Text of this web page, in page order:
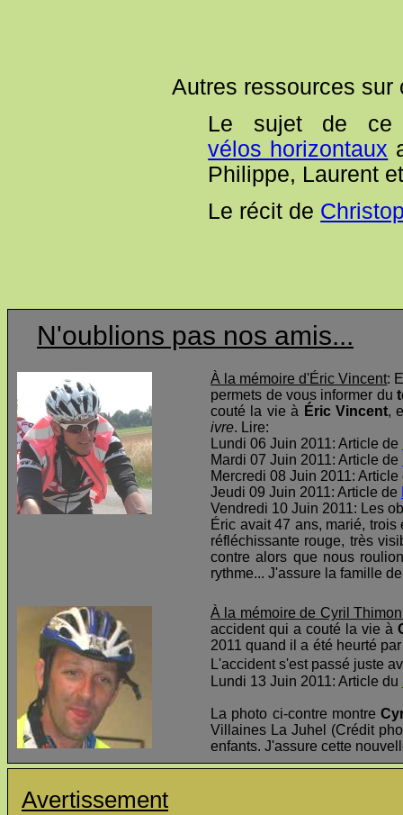
Autres ressources sur
Le sujet de ce
vélos horizontaux
Philippe, Laurent
Le récit de
N'oublions pas nos amis...
À la mémoire d'Éric Vincent:
permets de vous informer du
couté la vie à Éric Vincent,
ivre. Lire:
Lundi 06 Juin 2011: Article de
Mardi 07 Juin 2011: Article de
Mercredi 08 Juin 2011:
Jeudi 09 Juin 2011: Article de
Vendredi 10 Juin 2011: Les
Éric avait 47 ans, marié,
réfléchissante rouge, très
contre alors que nous
rythme... J'assure la famille
À la mémoire de Cyril
accident qui a couté la vie à
2011 quand il a été heurté
L'accident s'est passé juste
Lundi 13 Juin 2011: Article du
La photo ci-contre montre
Villaines La Juhel (Crédit
enfants. J'assure cette
Avertissement